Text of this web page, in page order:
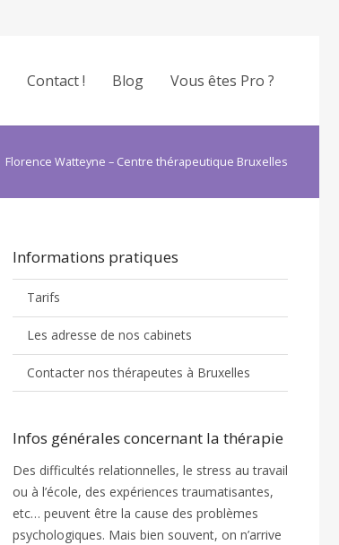
Contact ! Blog Vous êtes Pro ?
Florence Watteyne – Centre thérapeutique Bruxelles
Informations pratiques
Tarifs
Les adresse de nos cabinets
Contacter nos thérapeutes à Bruxelles
Infos générales concernant la thérapie
Des difficultés relationnelles, le stress au travail
ou à l’école, des expériences traumatisantes,
etc… peuvent être la cause des problèmes
psychologiques. Mais bien souvent, on n’arrive